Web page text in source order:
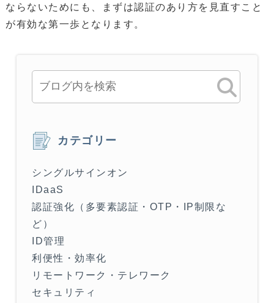
ならないためにも、まずは認証のあり方を見直すこと
が有効な第一歩となります。
カテゴリー
シングルサインオン
IDaaS
認証強化（多要素認証・OTP・IP制限な
ど）
ID管理
利便性・効率化
リモートワーク・テレワーク
セキュリティ